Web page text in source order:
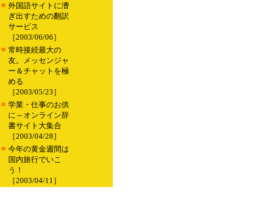
■ 外国語サイトに漕
ぎ出すための翻訳
サービス
［2003/06/06］
■ 常時接続最大の
友。メッセンジャ
ー＆チャットを極
める
［2003/05/23］
■ 学業・仕事のお供
に～オンライン辞
書サイト大集合
［2003/04/28］
■ 今年の黄金週間は
国内旅行でいこ
う！
［2003/04/11］